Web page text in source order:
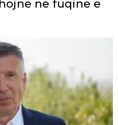
në fuqinë e